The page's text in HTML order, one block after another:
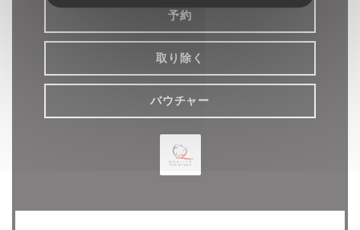
予約
取り除く
バウチャー